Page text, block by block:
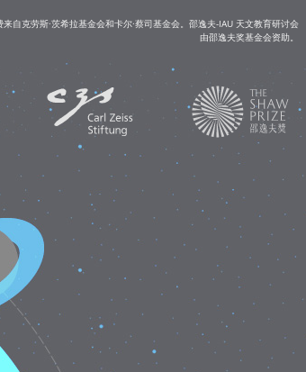
自克劳斯·茨希拉基金会和卡尔·蔡司基金会。邵逸夫-IAU 天文教育研讨会
由邵逸夫奖基金会资助。